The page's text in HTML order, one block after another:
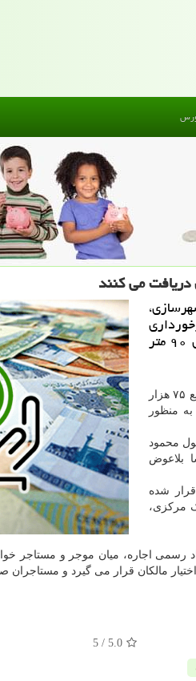
از تسهیلات ودیعه مسكن ۷۵ متر و در سایر شهرهای ۹۰ متر
من به نقل از ایسنا، مقرر است از محل منابع ۷۵ هزار
منظور
محمود
بلاعوض
شده
مرکزی،
رسمی اجاره، میان موجر و مستاجر
مالکان قرار می گیرد و مستاجران
5.0
/ 5